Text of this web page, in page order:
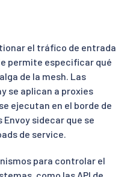
el tráfico de entrada
permite especificar qué
de la mesh. Las
se aplican a proxies
ejecutan en el borde de
Envoy sidecar que se
de service.
para controlar el